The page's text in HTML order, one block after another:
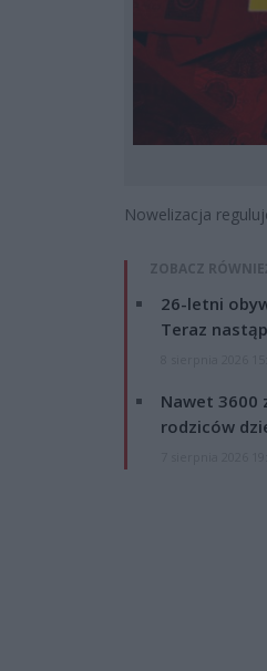
Nowelizacja
ZOBACZ
26-letni
Teraz
Nawet 3600
rodziców